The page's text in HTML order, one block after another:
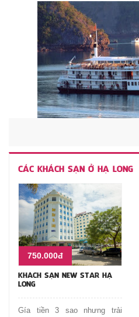
CÁC KHÁCH SẠN Ở HẠ LONG
750.000đ
KHÁCH SẠN NEW STAR HẠ
LONG
Gía tiền 3 sao nhưng trải